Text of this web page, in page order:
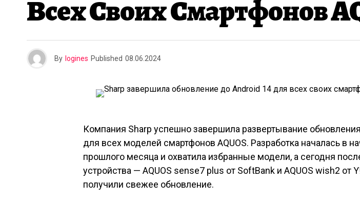
Всех Своих Смартфонов
By logines Published 08.06.2024
Компания Sharp успешно завершила развертывание
для всех моделей смартфонов AQUOS. Разработка началась в
прошлого месяца и охватила избранные модели, а сегодня
устройства — AQUOS sense7 plus от SoftBank и AQUOS wish2 от
получили свежее обновление.